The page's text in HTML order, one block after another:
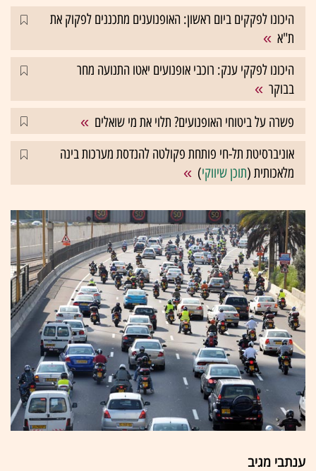
היכונו לפקקים ביום ראשון: האופנוענים מתכננים לפקוק את
ת"א
היכונו לפקקי ענק: רוכבי אופנועים יאטו התנועה מחר
בבוקר
פשרה על ביטוחי האופנועים? תלוי את מי שואלים
אוניברסיטת תל-חי פותחת פקולטה להנדסת מערכות בינה
מלאכותית (תוכן שיווקי)
ענתבי מגיב